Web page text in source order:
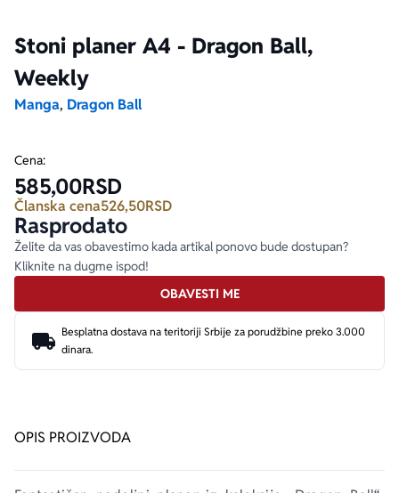
Stoni planer A4 - Dragon Ball,
Weekly
Manga, Dragon Ball
OPIS PROIZVODA
Cena:
585,00RSD
Članska cena526,50RSD
Rasprodato
Želite da vas obavestimo kada artikal ponovo bude dostupan?
Kliknite na dugme ispod!
OBAVESTI ME
Besplatna dostava na teritoriji Srbije za porudžbine preko 3.000
dinara.
Ekranizovane knjige
Za poklon
Autori
Poezija
Lični razvoj i popularna psihologija
Bojan Ljubenović
Dejan Tiago-Stanković
Peter Handke
Harlan Koben